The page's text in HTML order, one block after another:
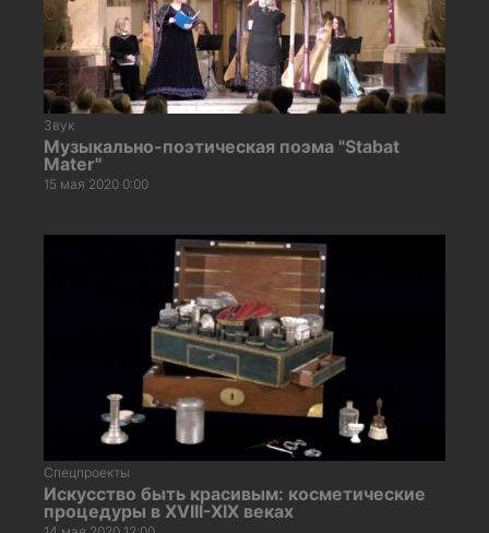
Звук
Музыкально-поэтическая поэма "Stabat
Mater"
15 мая 2020 0:00
Спецпроекты
Искусство быть красивым: косметические
процедуры в XVIII-XIX веках